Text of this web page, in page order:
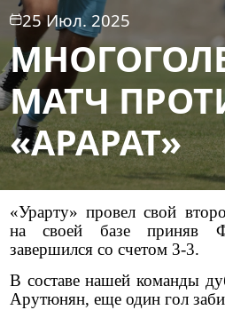
25 Июл. 2025
МАТЧ
«АРАРАТ»
«Урарту» провел свой
на своей базе приняв
завершился со счетом 3-3.
В составе нашей команды
Арутюнян, еще один гол